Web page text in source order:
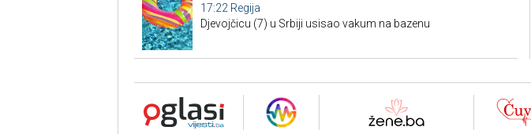
17:22 Regija
Djevojčicu (7) u Srbiji usisao vakum na bazenu